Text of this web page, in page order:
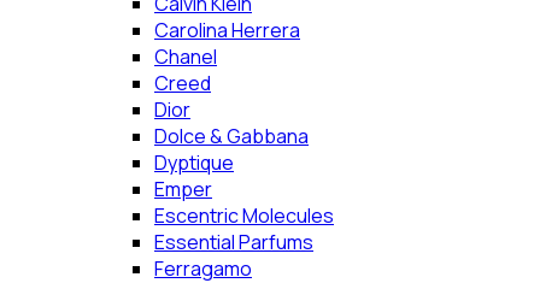
Carolina Herrera
Chanel
Creed
Dior
Dolce & Gabbana
Dyptique
Emper
Escentric Molecules
Essential Parfums
Ferragamo